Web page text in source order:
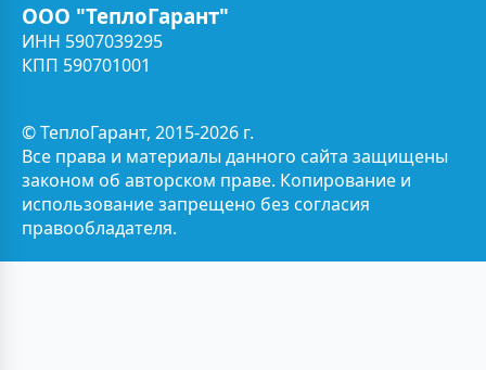
ООО "ТеплоГарант"
ИНН 5907039295
КПП 590701001
© ТеплоГарант, 2015-2026 г.
Все права и материалы данного сайта защищены
законом об авторском праве. Копирование и
использование запрещено без согласия
правообладателя.